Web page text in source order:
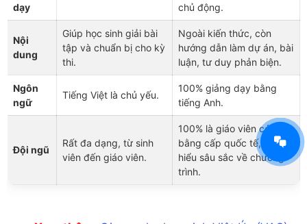
dạy
chủ động.
Nội
dung
Giúp học sinh giải bài
tập và chuẩn bị cho kỳ
thi.
Ngoài kiến thức, còn
hướng dẫn làm dự án, bài
luận, tư duy phản biện.
Ngôn
ngữ
Tiếng Việt là chủ yếu.
100% giảng dạy bằng
tiếng Anh.
Đội ngũ
Rất đa dạng, từ sinh
viên đến giáo viên.
100% là giáo viên có
bằng cấp quốc tế, am
hiểu sâu sắc về chương
trình.